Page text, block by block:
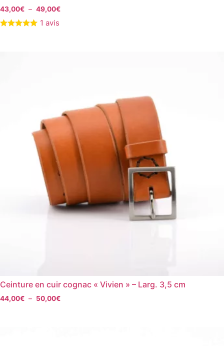
43,00€ – 49,00€
1 avis
Ceinture en cuir cognac « Vivien » – Larg. 3,5 cm
44,00€ – 50,00€